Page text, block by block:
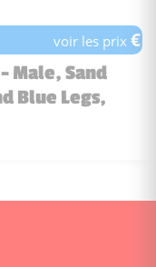
voir les prix€
Male, Sand
Blue Legs,